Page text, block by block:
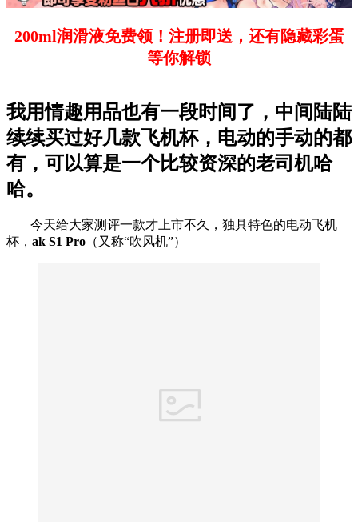
200ml润滑液免费领！注册即送，还有隐藏彩蛋
等你解锁
我用情趣用品也有一段时间了，中间陆陆
续续买过好几款飞机杯，电动的手动的都
有，可以算是一个比较资深的老司机哈
哈。
今天给大家测评一款才上市不久，独具特色的电动飞机
杯， ak S1 Pro （又称“吹风机”）